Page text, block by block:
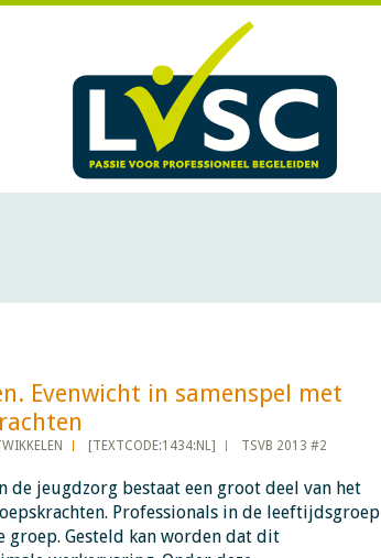
Evenwicht in samenspel met
[TEXTCODE:1434:NL] TSVB 2013 #2
de jeugdzorg bestaat een groot deel van het
Professionals in de leeftijdsgroep
groep. Gesteld kan worden dat dit